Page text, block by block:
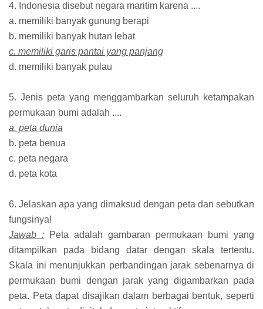
4. Indonesia disebut negara maritim karena ....
a. memiliki banyak gunung berapi
b. memiliki banyak hutan lebat
c. memiliki garis pantai yang panjang
d. memiliki banyak pulau
5. Jenis peta yang menggambarkan seluruh ketampakan
permukaan bumi adalah ....
a. peta dunia
b. peta benua
c. peta negara
d. peta kota
6. Jelaskan apa yang dimaksud dengan peta dan sebutkan
fungsinya!
Jawab : Peta adalah gambaran permukaan bumi yang
ditampilkan pada bidang datar dengan skala tertentu.
Skala ini menunjukkan perbandingan jarak sebenarnya di
permukaan bumi dengan jarak yang digambarkan pada
peta. Peta dapat disajikan dalam berbagai bentuk, seperti